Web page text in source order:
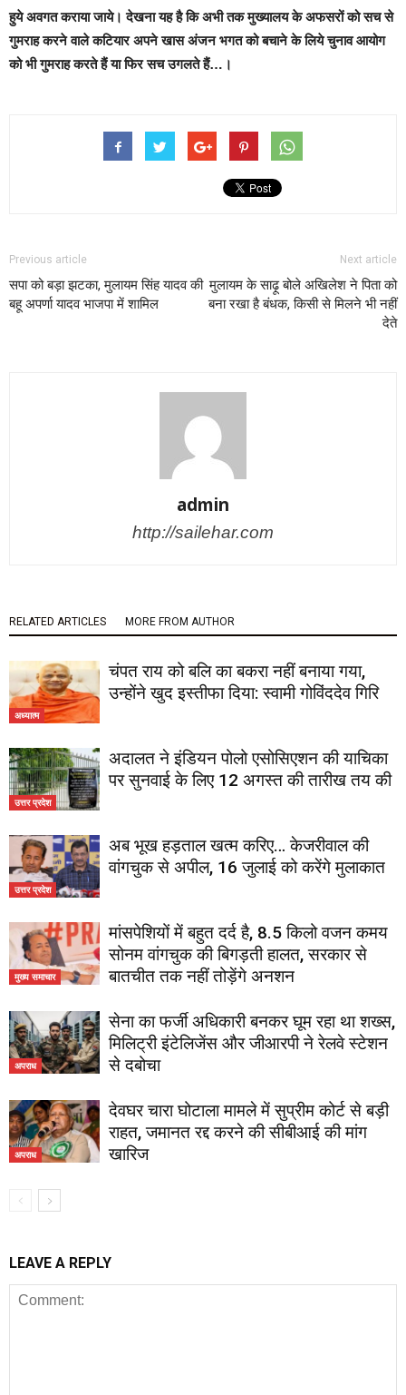
हुये अवगत कराया जाये। देखना यह है कि अभी तक मुख्यालय के अफसरों को सच से
गुमराह करने वाले कटियार अपने खास अंजन भगत को बचाने के लिये चुनाव आयोग
को भी गुमराह करते हैं या फिर सच उगलते हैं…।
Previous article
सपा को बड़ा झटका, मुलायम सिंह यादव की
बहू अपर्णा यादव भाजपा में शामिल
Next article
मुलायम के साढ़ू बोले अखिलेश ने पिता को
बना रखा है बंधक, किसी से मिलने भी नहीं
देते
admin
http://sailehar.com
RELATED ARTICLES MORE FROM AUTHOR
अध्यात्म
चंपत राय को बलि का बकरा नहीं बनाया गया,
उन्होंने खुद इस्तीफा दिया: स्वामी गोविंददेव गिरि
उत्तर प्रदेश
अदालत ने इंडियन पोलो एसोसिएशन की याचिका
पर सुनवाई के लिए 12 अगस्त की तारीख तय की
उत्तर प्रदेश
अब भूख हड़ताल खत्म करिए… केजरीवाल की
वांगचुक से अपील, 16 जुलाई को करेंगे मुलाकात
मुख्य समाचार
मांसपेशियों में बहुत दर्द है, 8.5 किलो वजन कमय
सोनम वांगचुक की बिगड़ती हालत, सरकार से
बातचीत तक नहीं तोड़ेंगे अनशन
अपराध
सेना का फर्जी अधिकारी बनकर घूम रहा था शख्स,
मिलिट्री इंटेलिजेंस और जीआरपी ने रेलवे स्टेशन
से दबोचा
अपराध
देवघर चारा घोटाला मामले में सुप्रीम कोर्ट से बड़ी
राहत, जमानत रद्द करने की सीबीआई की मांग
खारिज
LEAVE A REPLY